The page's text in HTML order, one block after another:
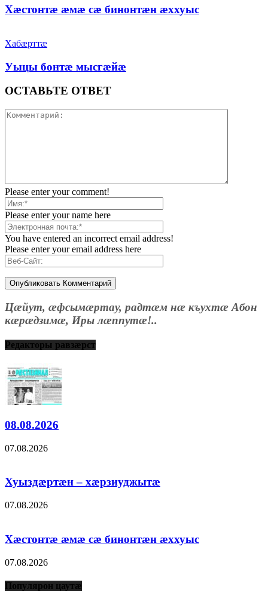
Хæстонтæ æмæ сæ бинонтæн æххуыс
Хабæрттæ
Уыцы бонтæ мысгæйæ
ОСТАВЬТЕ ОТВЕТ
Please enter your comment!
Please enter your name here
You have entered an incorrect email address!
Please enter your email address here
Цæйут, æфсымæртау, радтæм нæ къухтæ Абон
кæрæдзимæ, Иры лæппутæ!..
Редакторы равзæрст
08.08.2026
07.08.2026
Хуыздæртæн – хæрзиуджытæ
07.08.2026
Хæстонтæ æмæ сæ бинонтæн æххуыс
07.08.2026
Популярон цаутæ